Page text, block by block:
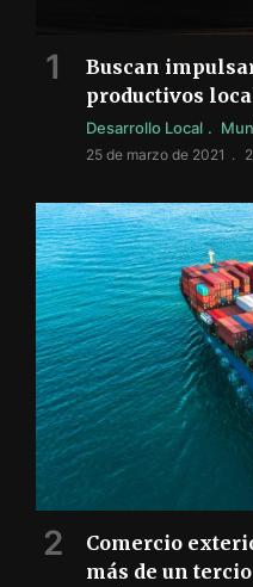
Buscan
productivos
Desarrollo Local
25 de marzo de 2021
Comercio
más de un